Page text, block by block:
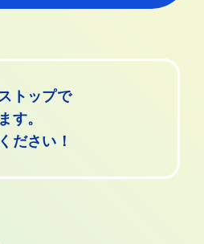
トップで
す。
ださい！